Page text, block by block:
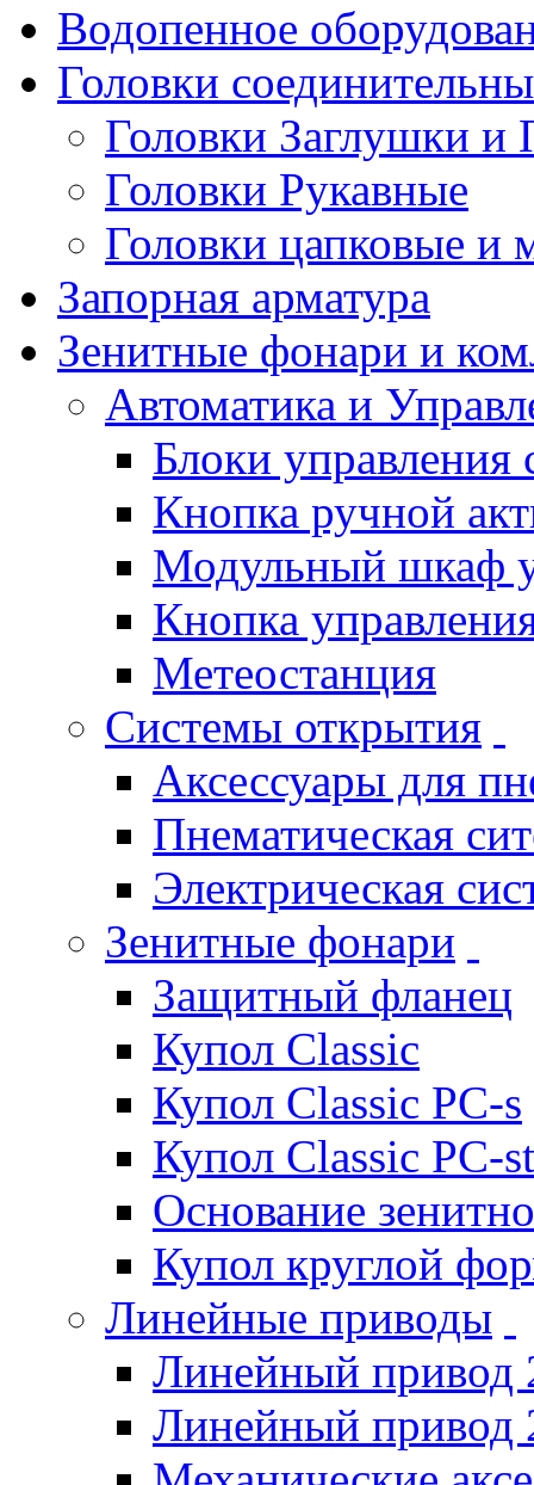
Водопенное
Головки
Головки Заглушки и
Головки Рукавные
Головки цапковые и
Запорная арматура
Зенитные фонари и
Автоматика и
Блоки
Кнопка ручной
Модульный шкаф
Кнопка
Метеостанция
Системы открытия
Аксессуары для
Пнематическая
Электрическая
Зенитные фонари
Защитный фланец
Купол Classic
Купол Classic PC-s
Купол Classic PC-st
Основание
Купол круглой
Линейные приводы
Линейный привод
Линейный привод